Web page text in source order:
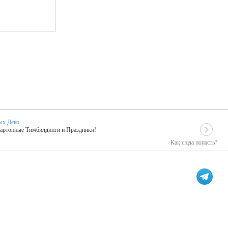
Как сюда попасть?
Деко
Тимбилдинги и Праздники!
зарубежных артистах